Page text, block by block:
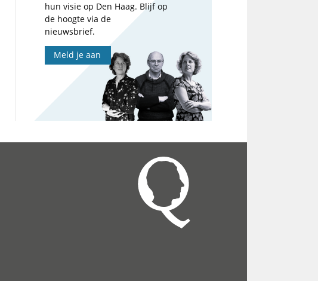
hun visie op Den Haag. Blijf op
de hoogte via de
nieuwsbrief.
Meld je aan